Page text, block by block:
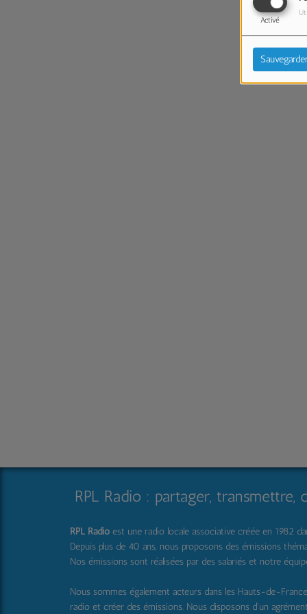
Activé
RPL Radio : partager, transmettre,
RPL Radio est une radio locale associative créée en 1982
Depuis plus de 40 ans, nous proposons des émissions
Nos émissions sont réalisées par des salariés et notre
Nous sommes également acteurs dans les Hauts-de-
radio et créer des émissions. Nous disposons d'un